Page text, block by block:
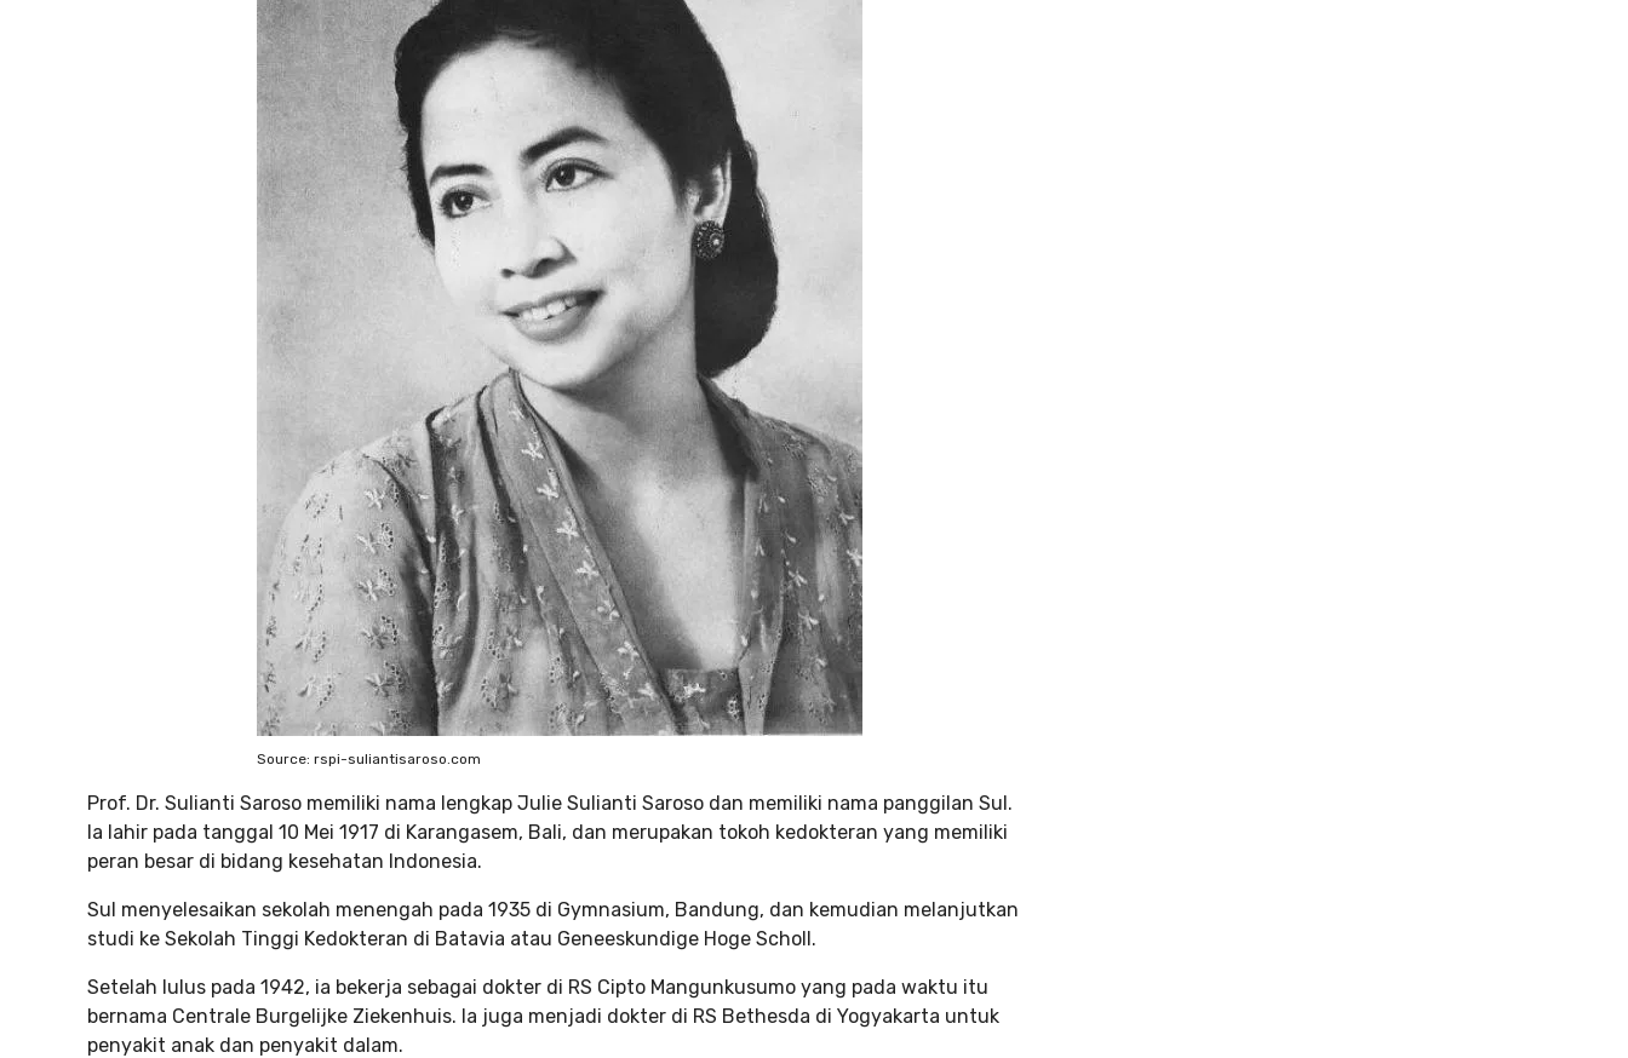
Source: rspi-suliantisaroso.com
Prof. Dr. Sulianti Saroso memiliki nama lengkap Julie Sulianti Saroso dan memiliki nama panggilan Sul.
Ia lahir pada tanggal 10 Mei 1917 di Karangasem, Bali, dan merupakan tokoh kedokteran yang memiliki
peran besar di bidang kesehatan Indonesia.
Sul menyelesaikan sekolah menengah pada 1935 di Gymnasium, Bandung, dan kemudian melanjutkan
studi ke Sekolah Tinggi Kedokteran di Batavia atau Geneeskundige Hoge Scholl.
Setelah lulus pada 1942, ia bekerja sebagai dokter di RS Cipto Mangunkusumo yang pada waktu itu
bernama Centrale Burgelijke Ziekenhuis. Ia juga menjadi dokter di RS Bethesda di Yogyakarta untuk
penyakit anak dan penyakit dalam.